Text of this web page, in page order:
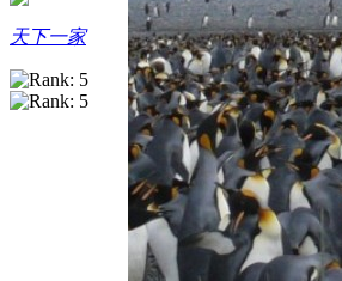
天下一家